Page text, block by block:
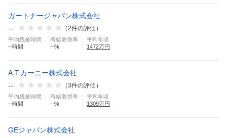
ガートナージャパン株式会社
--
（2件の評価）
平均残業時間
--時間
有給取得率
--%
平均年収
1472万円
A.T.カーニー株式会社
--
（3件の評価）
平均残業時間
--時間
有給取得率
--%
平均年収
1309万円
GEジャパン株式会社